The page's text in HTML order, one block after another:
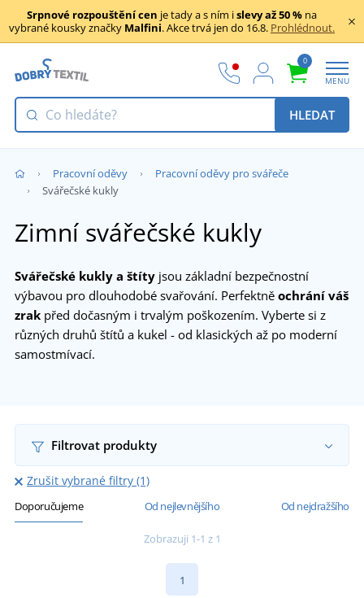
Srpnové rozpouštění cen je tady a s ním islevy až 50 % na
vybrané kousky značky Malfini. Akce trvá jen do 16.8. Prohlédnout.
0
MENU
HLEDAT
Pracovní oděvy
Pracovní oděvy pro svářeče
Svářečské kukly
Zimní svářečské kukly
Svářečské kukly a štíty jsou základní bezpečnostní
výbavou pro dlouhodobé svařování. Perfektně ochrání váš
zrak před dočasným i trvalým poškozením. Vyberte si z
různých druhů štítů a kukel - od klasických až po moderní
samostmívací.
Filtrovat produkty
Zrušit vybrané filtry (1)
Doporučujeme Od nejlevnějšího Od nejdražšího
Zobrazuji 1-1 z 1
1